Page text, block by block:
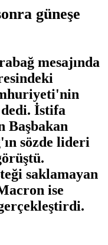
güneşe
mesajında
İstifa
Başbakan
sözde lideri
saklamayan
ise